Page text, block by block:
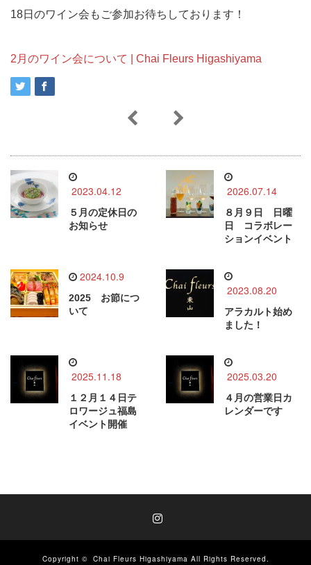
18日のワイン会もご参加お待ちしております！
2月のワイン会について | Chai Fleurs Higashiyama
2023.04.12
５月の定休日の
お知らせ
2026.07.14
８月９日 日曜
日 コラボレー
ションイベント
2024.10.9
2025 お節につ
いて
2023.08.20
アラカルト始め
ました！
2025.11.18
１２月１４日テ
ロワージュ福島
イベント開催
2025.03.20
４月の営業日カ
レンダーです
Copyright © Chai Fleurs Higashiyama All Rights Reserved.